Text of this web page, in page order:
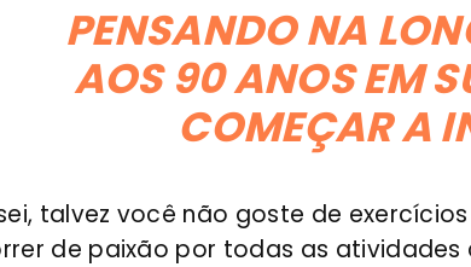
PENSANDO NA
AOS 90 ANOS EM
COMEÇAR A
talvez você não goste de
de paixão por todas as